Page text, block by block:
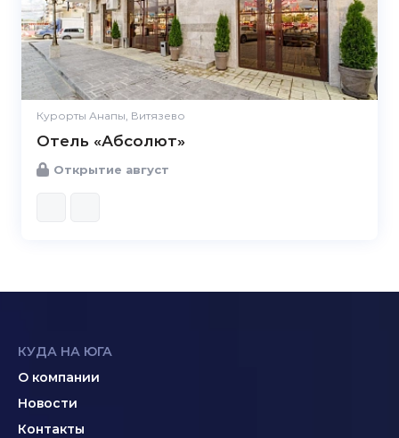
Курорты Анапы, Витязево
Отель «Абсолют»
Открытие август
КУДА НА ЮГА
О компании
Новости
Контакты